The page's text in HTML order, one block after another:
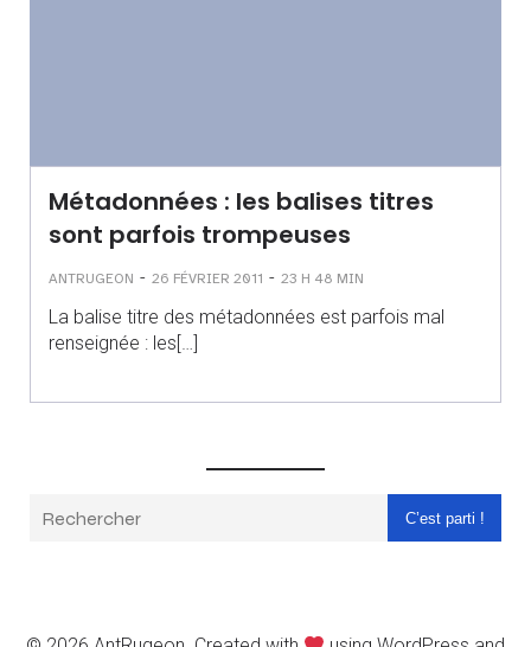
Métadonnées : les balises titres
sont parfois trompeuses
ANTRUGEON - 26 FÉVRIER 2011 - 23 H 48 MIN
La balise titre des métadonnées est parfois mal
renseignée : les[…]
C’est parti !